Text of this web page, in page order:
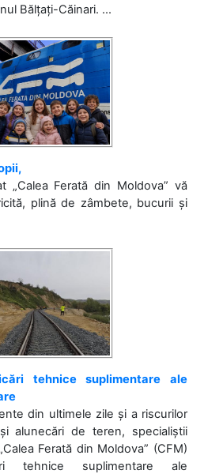
Bălțați-Căinari. ...
„Calea Ferată din Moldova” vă
plină de zâmbete, bucurii și
tehnice suplimentare ale
din ultimele zile și a riscurilor
alunecări de teren, specialiștii
Ferată din Moldova” (CFM)
tehnice suplimentare ale